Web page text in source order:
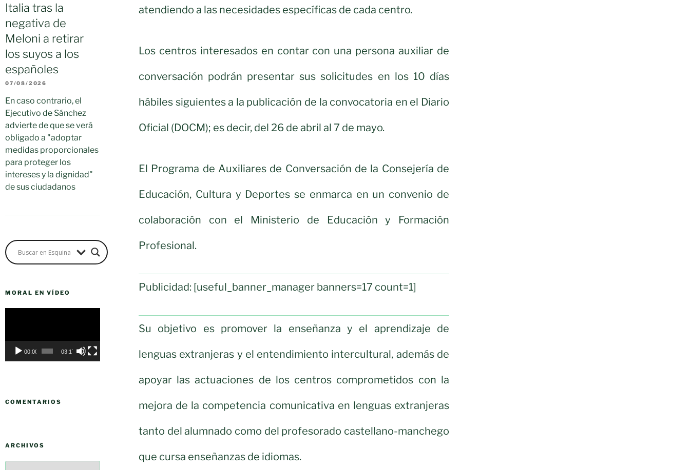
Italia tras la
negativa de
Meloni a retirar
los suyos a los
españoles
07/08/2026
En caso contrario, el
Ejecutivo de Sánchez
advierte de que se verá
obligado a "adoptar
medidas proporcionales
para proteger los
intereses y la dignidad"
de sus ciudadanos
MORAL EN VÍDEO
00:00 03:17
COMENTARIOS
ARCHIVOS
atendiendo a las necesidades específicas de cada centro.
Los centros interesados en contar con una persona auxiliar de
conversación podrán presentar sus solicitudes en los 10 días
hábiles siguientes a la publicación de la convocatoria en el Diario
Oficial (DOCM); es decir, del 26 de abril al 7 de mayo.
El Programa de Auxiliares de Conversación de la Consejería de
Educación, Cultura y Deportes se enmarca en un convenio de
colaboración con el Ministerio de Educación y Formación
Profesional.
Publicidad: [useful_banner_manager banners=17 count=1]
Su objetivo es promover la enseñanza y el aprendizaje de
lenguas extranjeras y el entendimiento intercultural, además de
apoyar las actuaciones de los centros comprometidos con la
mejora de la competencia comunicativa en lenguas extranjeras
tanto del alumnado como del profesorado castellano-manchego
que cursa enseñanzas de idiomas.